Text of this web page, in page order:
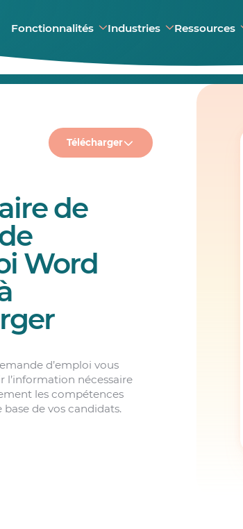
Fonctionnalités Industries Ressources
Télécharger
de
Word
d’emploi vous
l’information nécessaire
les compétences
de vos candidats.